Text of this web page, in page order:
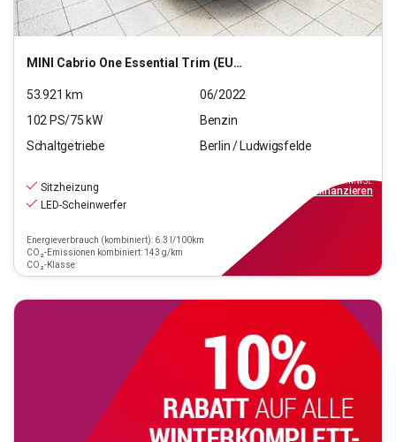
MINI Cabrio One Essential Trim (EURO 6d)(OPF)
53.921 km
06/2022
102 PS/75 kW
Benzin
Schaltgetriebe
Berlin / Ludwigsfelde
Sitzheizung
LED-Scheinwerfer
Energieverbrauch (kombiniert): 6.3 l/100km
CO₂-Emissionen kombiniert: 143 g/km
CO₂-Klasse:
inkl.MwSt.
finanzieren